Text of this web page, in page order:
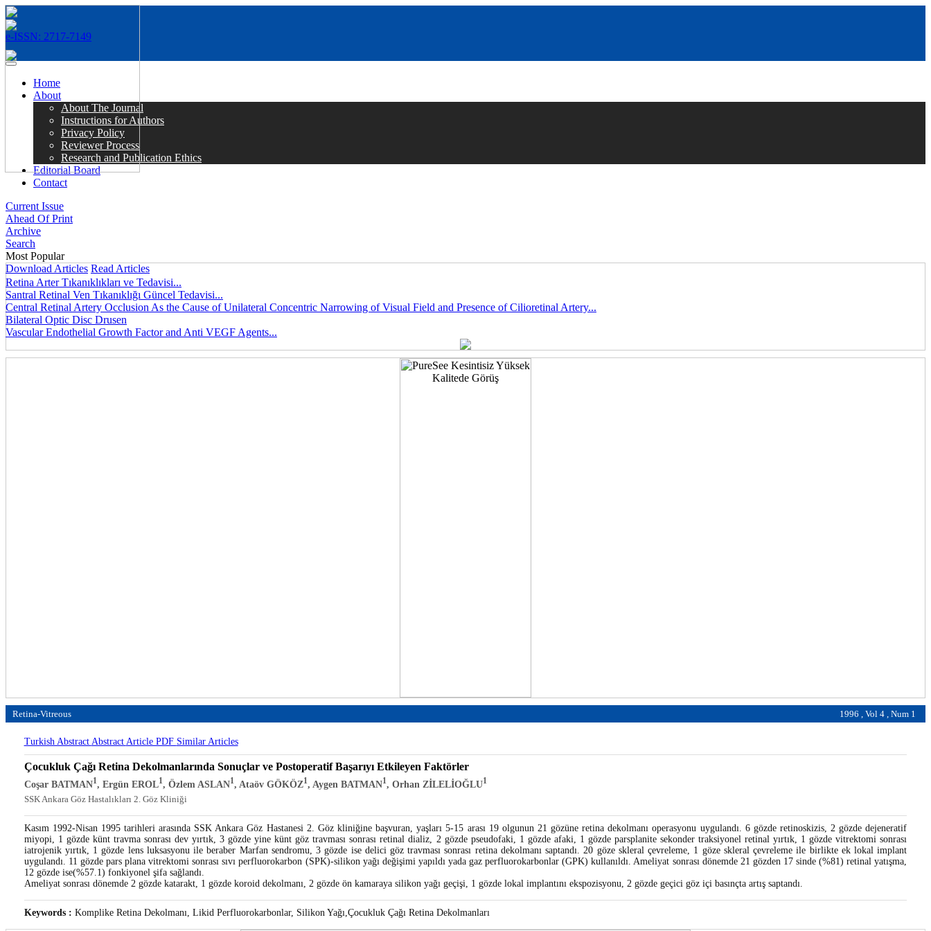
e-ISSN: 2717-7149
MENÜ
Home
About
About The Journal
Instructions for Authors
Privacy Policy
Reviewer Process
Research and Publication Ethics
Editorial Board
Contact
Current Issue
Ahead Of Print
Archive
Search
Most Popular
Download Articles Read Articles
Retina Arter Tıkanıklıkları ve Tedavisi...
Santral Retinal Ven Tıkanıklığı Güncel Tedavisi...
Central Retinal Artery Occlusion As the Cause of Unilateral Concentric Narrowing of Visual Field and Presence of Cilioretinal Artery...
Bilateral Optic Disc Drusen
Vascular Endothelial Growth Factor and Anti VEGF Agents...
Retina-Vitreous 1996 , Vol 4 , Num 1
Turkish Abstract Abstract Article PDF Similar Articles
Çocukluk Çağı Retina Dekolmanlarında Sonuçlar ve Postoperatif Başarıyı Etkileyen Faktörler
Coşar BATMAN1, Ergün EROL1, Özlem ASLAN1, Ataöv GÖKÖZ1, Aygen BATMAN1, Orhan ZİLELİOĞLU1
SSK Ankara Göz Hastalıkları 2. Göz Kliniği
Kasım 1992-Nisan 1995 tarihleri arasında SSK Ankara Göz Hastanesi 2. Göz kliniğine başvuran, yaşları 5-15 arası 19 olgunun 21 gözüne retina dekolmanı operasyonu uygulandı. 6 gözde retinoskizis, 2 gözde dejeneratif
miyopi, 1 gözde künt travma sonrası dev yırtık, 3 gözde yine künt göz travması sonrası retinal dializ, 2 gözde pseudofaki, 1 gözde afaki, 1 gözde parsplanite sekonder traksiyonel retinal yırtık, 1 gözde vitrektomi sonrası
iatrojenik yırtık, 1 gözde lens luksasyonu ile beraber Marfan sendromu, 3 gözde ise delici göz travması sonrası retina dekolmanı saptandı. 20 göze skleral çevreleme, 1 göze skleral çevreleme ile birlikte ek lokal implant
uygulandı. 11 gözde pars plana vitrektomi sonrası sıvı perfluorokarbon (SPK)-silikon yağı değişimi yapıldı yada gaz perfluorokarbonlar (GPK) kullanıldı. Ameliyat sonrası dönemde 21 gözden 17 sinde (%81) retinal yatışma,
12 gözde ise(%57.1) fonkiyonel şifa sağlandı.
Ameliyat sonrası dönemde 2 gözde katarakt, 1 gözde koroid dekolmanı, 2 gözde ön kamaraya silikon yağı geçişi, 1 gözde lokal implantını ekspozisyonu, 2 gözde geçici göz içi basınçta artış saptandı.
Keywords : Komplike Retina Dekolmanı, Likid Perfluorokarbonlar, Silikon Yağı,Çocukluk Çağı Retina Dekolmanları